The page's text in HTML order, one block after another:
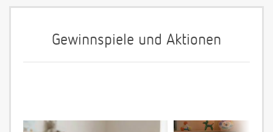
Gewinnspiele und Aktionen